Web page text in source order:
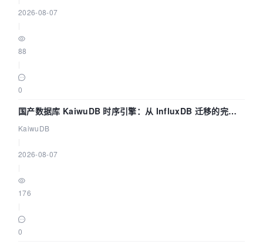
2026-08-07
88
0
国产数据库 KaiwuDB 时序引擎：从 InfluxDB 迁移的完整
技术路径
KaiwuDB
2026-08-07
176
0